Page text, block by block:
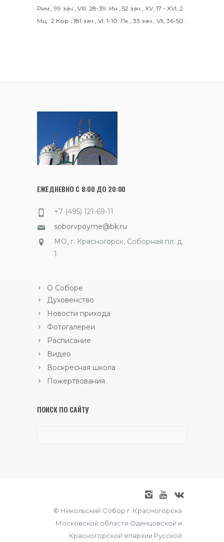
Рим., 99 зач., VIII, 28-39. Ин., 52 зач., XV, 17 - XVI, 2.
Мц.: 2 Кор., 181 зач., VI, 1-10. Лк., 33 зач., VII, 36-50
ЕЖЕДНЕВНО С 8:00 ДО 20:00
+7 (495) 121-69-11
soborvpoyme@bk.ru
МО, г. Красногорск, Соборная пл. д.
1
О Соборе
Духовенство
Новости прихода
Фотогалереи
Расписание
Видео
Воскресная школа
Пожертвования
ПОИСК ПО САЙТУ
© Никольский Собор г. Красногорска
Московской области Одинцовской и
Красногорской епархии Русской